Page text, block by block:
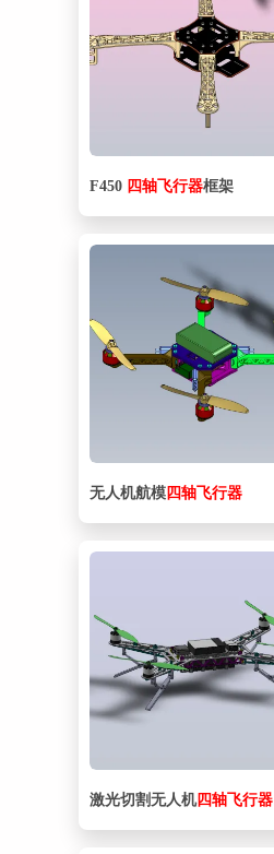
F450 四轴飞行器框架
无人机航模 四轴飞行器
激光切割无人机四轴飞行器